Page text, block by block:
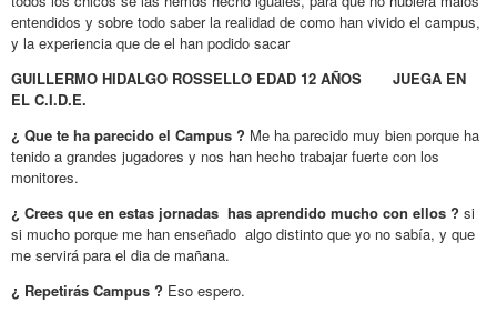
entendidos y sobre todo saber la realidad de como han vivido el campus,
y la experiencia que de el han podido sacar
GUILLERMO HIDALGO ROSSELLO EDAD 12 AÑOS JUEGA EN
EL C.I.D.E.
¿ Que te ha parecido el Campus ? Me ha parecido muy bien porque ha
tenido a grandes jugadores y nos han hecho trabajar fuerte con los
monitores.
¿ Crees que en estas jornadas has aprendido mucho con ellos ? si
si mucho porque me han enseñado algo distinto que yo no sabía, y que
me servirá para el dia de mañana.
¿ Repetirás Campus ? Eso espero.